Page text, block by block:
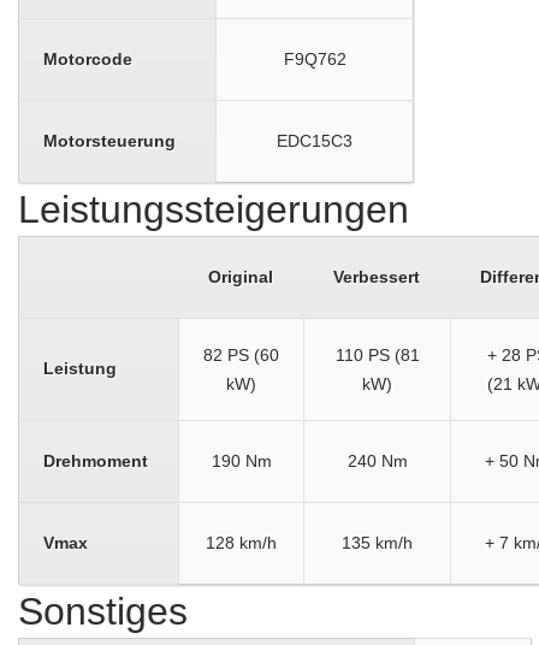
Motorcode F9Q762
Motorsteuerung EDC15C3
Leistungssteigerungen
Original Verbessert
Leistung
82 PS (60
kW)
110 PS (81
kW)
+ 28
(21
Drehmoment 190 Nm 240 Nm + 50
Vmax 128 km/h 135 km/h + 7
Sonstiges